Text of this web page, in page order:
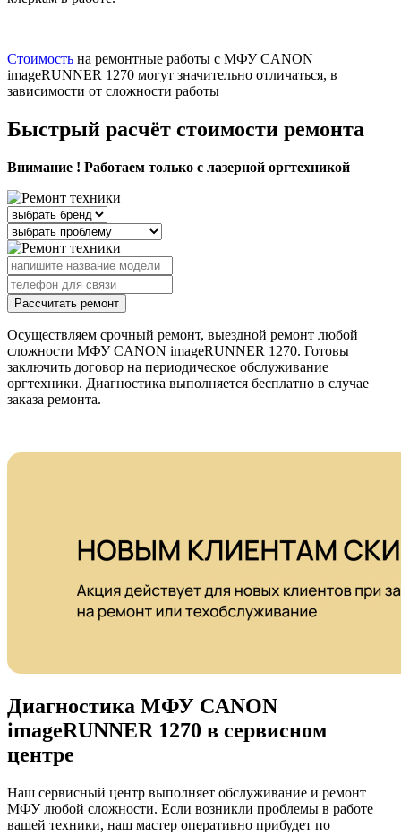
Стоимость на ремонтные работы с МФУ CANON
imageRUNNER 1270 могут значительно отличаться, в
зависимости от сложности работы
Быстрый расчёт стоимости ремонта
Внимание ! Работаем только с лазерной оргтехникой
Рассчитать ремонт
Осуществляем срочный ремонт, выездной ремонт любой
сложности МФУ CANON imageRUNNER 1270. Готовы
заключить договор на периодическое обслуживание
оргтехники. Диагностика выполняется бесплатно в случае
заказа ремонта.
Диагностика МФУ CANON
imageRUNNER 1270 в сервисном
центре
Наш сервисный центр выполняет обслуживание и ремонт
МФУ любой сложности. Если возникли проблемы в работе
вашей техники, наш мастер оперативно прибудет по